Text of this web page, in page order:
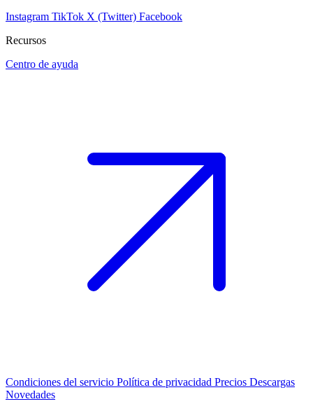
Instagram TikTok X (Twitter) Facebook
Recursos
Centro de ayuda
Condiciones del servicio Política de privacidad Precios Descargas
Novedades